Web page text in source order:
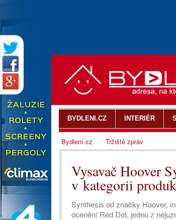
Vysavač Hoover
v kategorii
Synthesis od značky Hoover,
ocenění Red Dot, jednu z
BYDLENI.CZ INTERIÉR
Bydlení.cz Tržiště zpráv